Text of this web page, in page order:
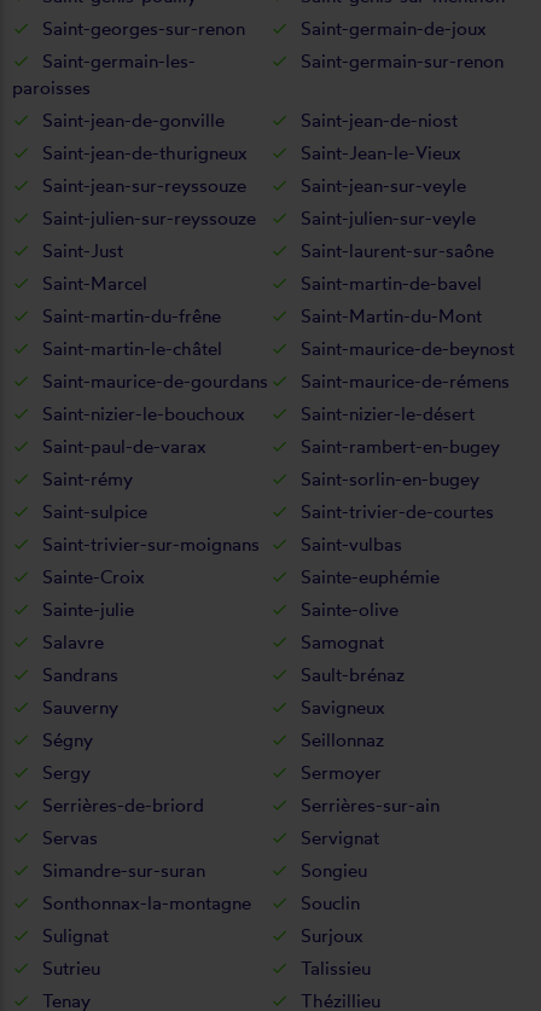
Saint-georges-sur-renon
Saint-germain-de-joux
Saint-germain-les-
paroisses
Saint-germain-sur-renon
Saint-jean-de-gonville
Saint-jean-de-niost
Saint-jean-de-thurigneux
Saint-Jean-le-Vieux
Saint-jean-sur-reyssouze
Saint-jean-sur-veyle
Saint-julien-sur-reyssouze
Saint-julien-sur-veyle
Saint-Just
Saint-laurent-sur-saône
Saint-Marcel
Saint-martin-de-bavel
Saint-martin-du-frêne
Saint-Martin-du-Mont
Saint-martin-le-châtel
Saint-maurice-de-beynost
Saint-maurice-de-gourdans
Saint-maurice-de-rémens
Saint-nizier-le-bouchoux
Saint-nizier-le-désert
Saint-paul-de-varax
Saint-rambert-en-bugey
Saint-rémy
Saint-sorlin-en-bugey
Saint-sulpice
Saint-trivier-de-courtes
Saint-trivier-sur-moignans
Saint-vulbas
Sainte-Croix
Sainte-euphémie
Sainte-julie
Sainte-olive
Salavre
Samognat
Sandrans
Sault-brénaz
Sauverny
Savigneux
Ségny
Seillonnaz
Sergy
Sermoyer
Serrières-de-briord
Serrières-sur-ain
Servas
Servignat
Simandre-sur-suran
Songieu
Sonthonnax-la-montagne
Souclin
Sulignat
Surjoux
Sutrieu
Talissieu
Tenay
Thézillieu